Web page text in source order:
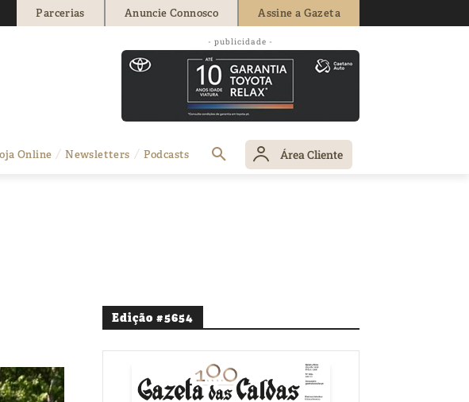
Parcerias Anuncie Connosco Assine a Gazeta
- publicidade -
Online Newsletters Podcasts Área Cliente
Edição #5654